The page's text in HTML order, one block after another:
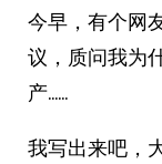
今早，有个网
议，质问我为
产……
我写出来吧，